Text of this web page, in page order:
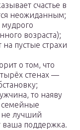
счастье в
неожиданным;
мудрого
возраста);
пустые страхи
о том, что
стенах —
то наяву
семейные
не лучший
поддержка.